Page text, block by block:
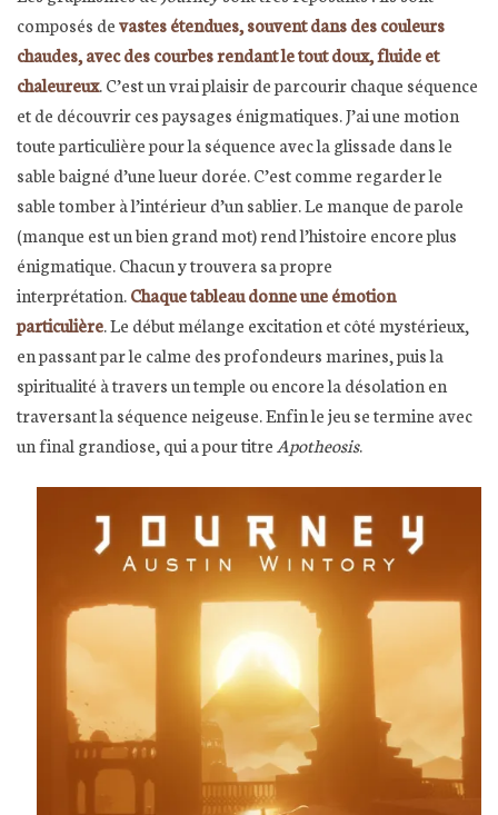
composés devastes étendues, souvent dans des couleurs
chaudes, avec des courbes rendant le tout doux, fluide et
chaleureux. C’est un vrai plaisir de parcourir chaque séquence
et de découvrir ces paysages énigmatiques. J’ai une motion
toute particulière pour la séquence avec la glissade dans le
sable baigné d’une lueur dorée. C’est comme regarder le
sable tomber à l’intérieur d’un sablier. Le manque de parole
(manque est un bien grand mot) rend l’histoire encore plus
énigmatique. Chacun y trouvera sa propre
interprétation.Chaque tableau donne une émotion
particulière. Le début mélange excitation et côté mystérieux,
en passant par le calme des profondeurs marines, puis la
spiritualité à travers un temple ou encore la désolation en
traversant la séquence neigeuse. Enfin le jeu se termine avec
un final grandiose, qui a pour titre Apotheosis.